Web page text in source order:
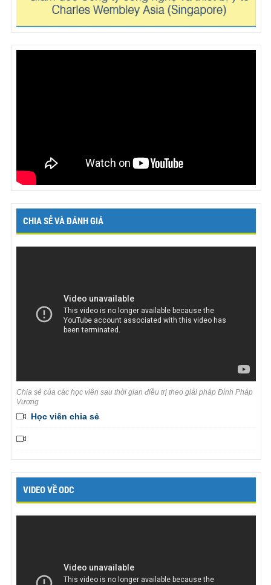
CHIA SẺ VÀ ĐÁNH GIÁ
Chia sẻ của các học viên sau thời gian điều trị theo giải pháp Đỉnh Pháp
Vương
Học viên chia sẻ
VIDEO VỀ ODC